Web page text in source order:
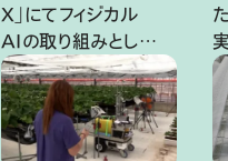
X」にてフィジカル
AIの取り組みとして
当社が参画するイ
チゴ収穫ロボットの
研究開発が紹介さ
れました